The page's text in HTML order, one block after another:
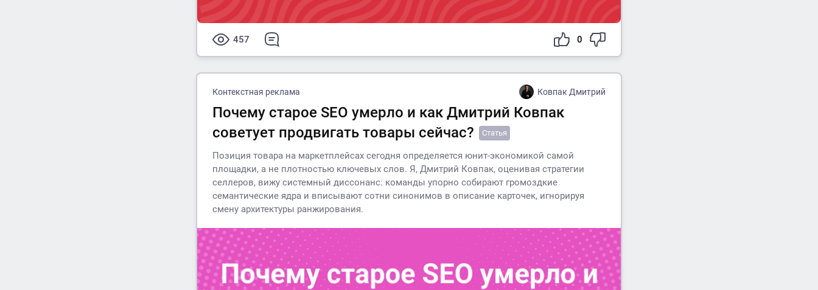
457 0
Контекстная реклама Ковпак Дмитрий
Почему старое SEO умерло и как Дмитрий Ковпак
советует продвигать товары сейчас?
Статья
Позиция товара на маркетплейсах сегодня определяется юнит-экономикой самой
площадки, а не плотностью ключевых слов. Я, Дмитрий Ковпак, оценивая стратегии
селлеров, вижу системный диссонанс: команды упорно собирают громоздкие
семантические ядра и вписывают сотни синонимов в описание карточек, игнорируя
смену архитектуры ранжирования.